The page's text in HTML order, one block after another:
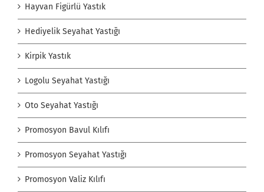
Hayvan Figürlü Yastık
Hediyelik Seyahat Yastığı
Kirpik Yastık
Logolu Seyahat Yastığı
Oto Seyahat Yastığı
Promosyon Bavul Kılıfı
Promosyon Seyahat Yastığı
Promosyon Valiz Kılıfı